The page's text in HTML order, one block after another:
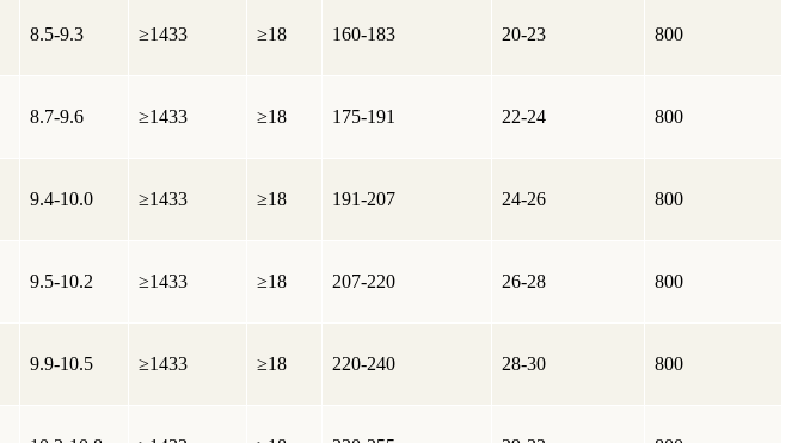
8.5-9.3 ≥1433 ≥18 160-183 20-23 800
8.7-9.6 ≥1433 ≥18 175-191 22-24 800
9.4-10.0 ≥1433 ≥18 191-207 24-26 800
9.5-10.2 ≥1433 ≥18 207-220 26-28 800
9.9-10.5 ≥1433 ≥18 220-240 28-30 800